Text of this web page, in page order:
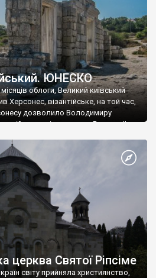
ЮНЕСКО
облоги, Великий київський
Херсонес, візантійське, на той час,
дозволило Володимиру
імператору Василю ІІ, та
став Василем-християнином.
На честь Херсонесу Таврійського
церква Святої Ріпсіме
світу прийняла християнство,